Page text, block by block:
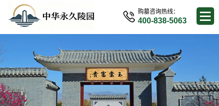
购墓咨询热线：
400-838-5063